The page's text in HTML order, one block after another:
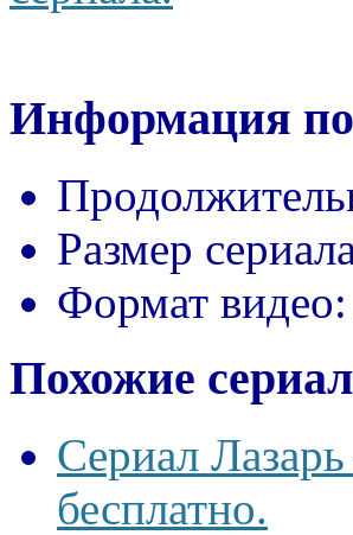
Информация по
Размер
Формат видео:
Похожие
Сериал
бесплатно.